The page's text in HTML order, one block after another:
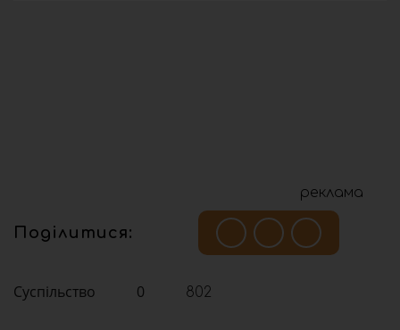
реклама
Поділитися:
Суспільство 0 802